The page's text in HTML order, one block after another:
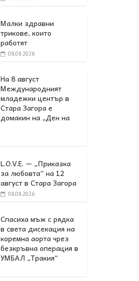
Малки здравни
трикове, които
работят
08.08.2026
На 8 август
Международният
младежки център в
Стара Загора е
домакин на „Ден на
L.O.V.E. — „Приказка
за любовта“ на 12
август в Стара Загора
08.08.2026
Спасиха мъж с рядка
в света дисекация на
коремна аорта чрез
безкръвна операция в
УМБАЛ „Тракия“